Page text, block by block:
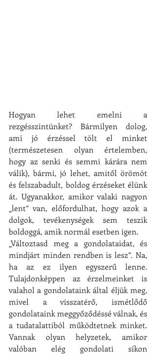
Hogyan lehet emelni a
rezgésszintünket? Bármilyen dolog,
ami jó érzéssel tölt el minket
(természetesen olyan értelemben,
hogy az senki és semmi kárára nem
válik), bármi, jó lehet, amitől örömöt
és felszabadult, boldog érzéseket élünk
át. Ugyanakkor, amikor valaki nagyon
„lent” van, előfordulhat, hogy azok a
dolgok, tevékenységek sem teszik
boldoggá, amik normál esetben igen.
„Változtasd meg a gondolataidat, és
mindjárt minden rendben is lesz”. Na,
ha az ez ilyen egyszerű lenne.
Tulajdonképpen az érzelmeinket is
valahol a gondolataink által éljük meg,
mivel a visszatérő, ismétlődő
gondolataink meggyőződéssé válnak, és
a tudatalattiból működtetnek minket.
Vannak olyan helyzetek, amikor
valóban elég gondolati síkon